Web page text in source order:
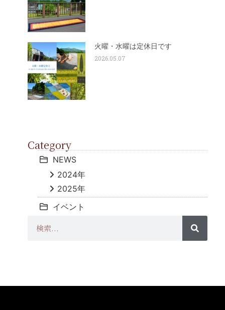
火曜・水曜は定休日です
2026.05.07
Category
NEWS
2024年
2025年
イベント